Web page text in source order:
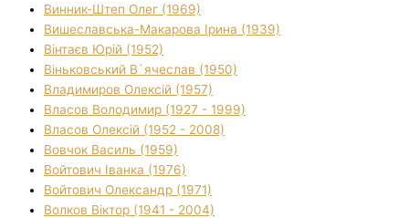
Винник-Штеп Олег (1969)
Вишеславська-Макарова Ірина (1939)
Вінтаєв Юрій (1952)
Віньковський В`ячеслав (1950)
Владимиров Олексій (1957)
Власов Володимир (1927 - 1999)
Власов Олексій (1952 - 2008)
Вовчок Василь (1959)
Войтович Іванка (1976)
Войтович Олександр (1971)
Волков Віктор (1941 - 2004)